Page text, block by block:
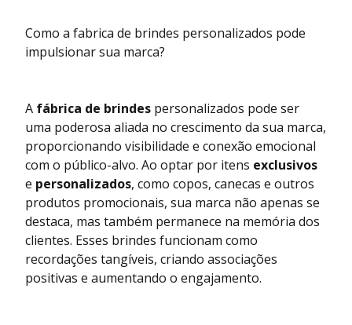
Como a fabrica de brindes personalizados pode
impulsionar sua marca?
A fábrica de brindes personalizados pode ser
uma poderosa aliada no crescimento da sua marca,
proporcionando visibilidade e conexão emocional
com o público-alvo. Ao optar por itens exclusivos
e personalizados, como copos, canecas e outros
produtos promocionais, sua marca não apenas se
destaca, mas também permanece na memória dos
clientes. Esses brindes funcionam como
recordações tangíveis, criando associações
positivas e aumentando o engajamento.